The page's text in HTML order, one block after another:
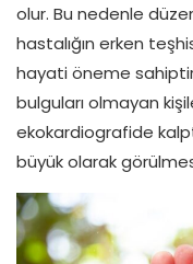
olur. Bu nedenle
hastalığın erken
hayati öneme
bulguları olmayan
ekokardiografide
büyük olarak